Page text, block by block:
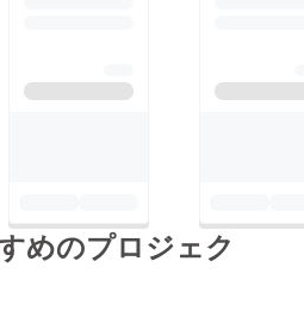
めのプロジェク